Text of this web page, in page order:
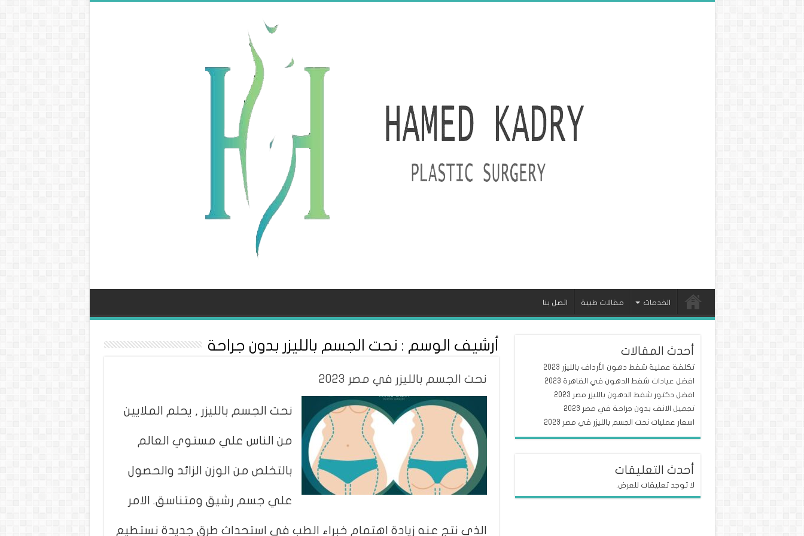
الخدمات مقالات طبية اتصل بنا
أرشيف الوسم : نحت الجسم بالليزر بدون جراحة
نحت الجسم بالليزر في مصر 2023
نحت الجسم بالليزر , يحلم الملايين
من الناس علي مستوي العالم
بالتخلص من الوزن الزائد والحصول
علي جسم رشيق ومتناسق. الامر
الذي نتج عنه زيادة اهتمام خبراء الطب في استحداث طرق جديدة نستطيع
أحدث المقالات
تكلفة عملية شفط دهون الأرداف بالليزر 2023
افضل عيادات شفط الدهون في القاهرة 2023
افضل دكتور شفط الدهون بالليزر مصر 2023
تجميل الانف بدون جراحة في مصر 2023
اسعار عمليات نحت الجسم بالليزر في مصر 2023
أحدث التعليقات
لا توجد تعليقات للعرض.